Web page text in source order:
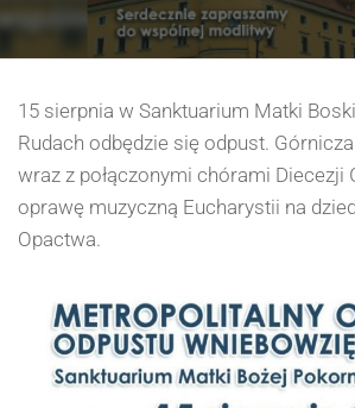
15 sierpnia w Sanktuarium Matki
Rudach odbędzie się odpust.
wraz z połączonymi chórami Diecezji
oprawę muzyczną Eucharystii na
Opactwa.